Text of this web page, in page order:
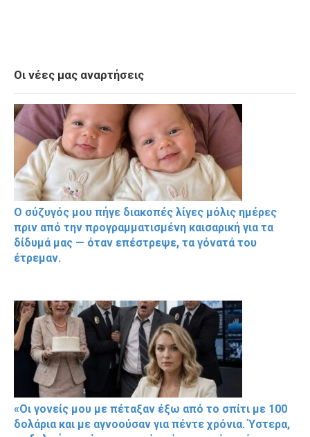
Οι νέες μας αναρτήσεις
Ο σύζυγός μου πήγε διακοπές λίγες μόλις ημέρες
πριν από την προγραμματισμένη καισαρική για τα
δίδυμά μας — όταν επέστρεψε, τα γόνατά του
έτρεμαν.
«Οι γονείς μου με πέταξαν έξω από το σπίτι με 100
δολάρια και με αγνοούσαν για πέντε χρόνια. Ύστερα,